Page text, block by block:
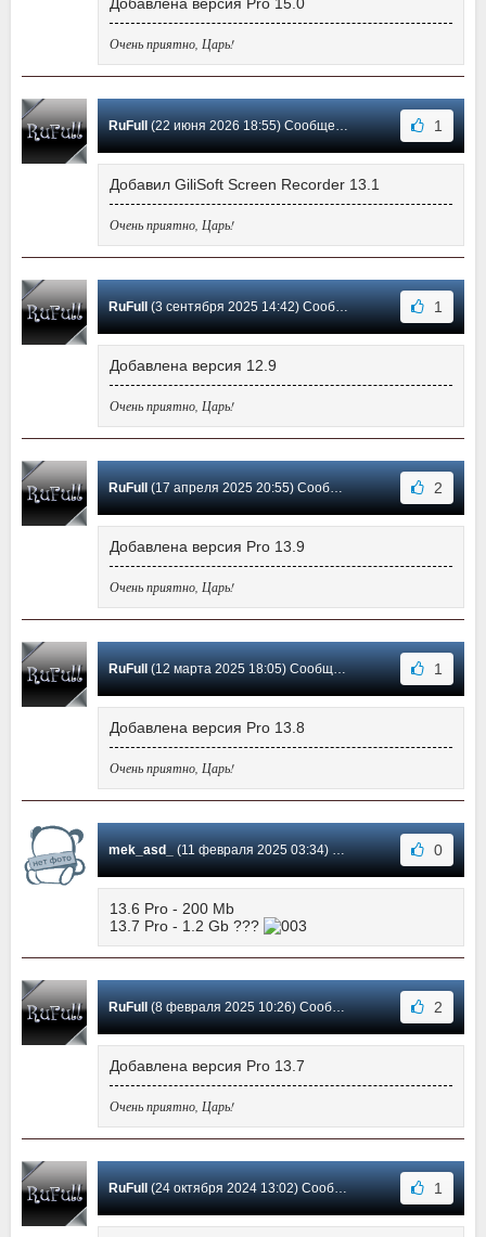
Очень приятно, Царь!
RuFull (22 июня 2026 18:55) Сообщение #139 1
Добавил GiliSoft Screen Recorder 13.1
Очень приятно, Царь!
RuFull (3 сентября 2025 14:42) Сообщение #138 1
Добавлена версия 12.9
Очень приятно, Царь!
RuFull (17 апреля 2025 20:55) Сообщение #137 2
Добавлена версия Pro 13.9
Очень приятно, Царь!
RuFull (12 марта 2025 18:05) Сообщение #136 1
Добавлена версия Pro 13.8
Очень приятно, Царь!
mek_asd_(11 февраля 2025 03:34) Сообщение #135 0
13.6 Pro - 200 Mb
13.7 Pro - 1.2 Gb ???
RuFull (8 февраля 2025 10:26) Сообщение #134 2
Добавлена версия Pro 13.7
Очень приятно, Царь!
RuFull (24 октября 2024 13:02) Сообщение #133 1